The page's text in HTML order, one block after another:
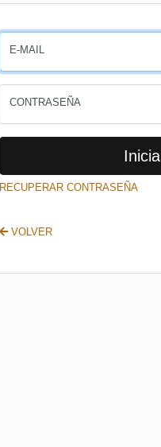
E-MAIL
CONTRASEÑA
RECUPERAR CONTRASEÑA
VOLVER